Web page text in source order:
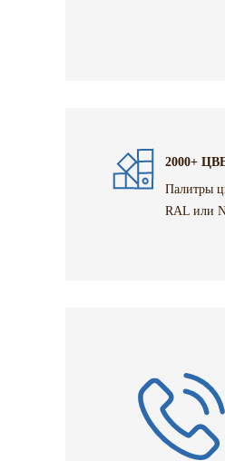
2000+
Палитры
RAL или